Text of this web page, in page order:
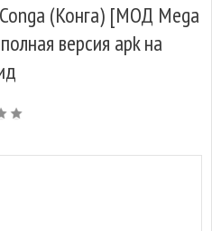
(Конга) [МОД Mega
версия apk на